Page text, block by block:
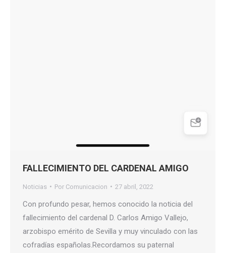
FALLECIMIENTO DEL CARDENAL AMIGO
Noticias Por Comunicacion 27 abril, 2022
Con profundo pesar, hemos conocido la noticia del
fallecimiento del cardenal D. Carlos Amigo Vallejo,
arzobispo emérito de Sevilla y muy vinculado con las
cofradías españolas.Recordamos su paternal